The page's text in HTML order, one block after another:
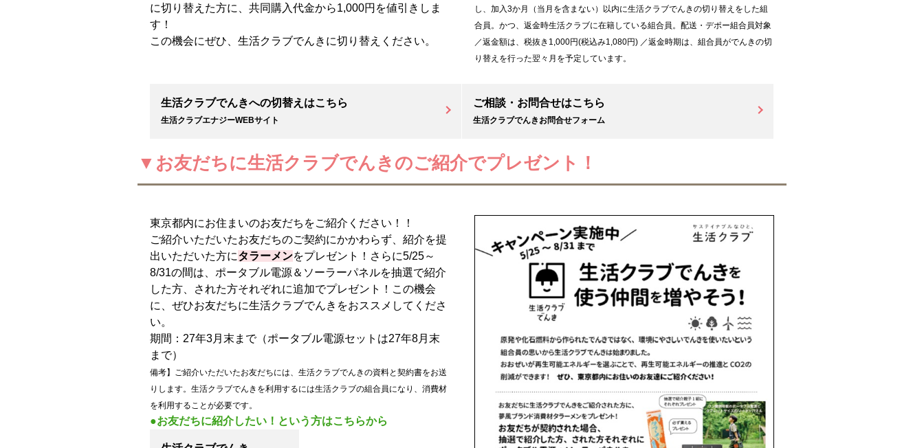
に切り替えた方に、共同購入代金から1,000円を値引きしま
す！
この機会にぜひ、生活クラブでんきに切り替えください。
し、加入3か月（当月を含まない）以内に生活クラブでんきの切り替えをした組
合員。かつ、返金時生活クラブに在籍している組合員。配送・デポー組合員対象
／返金額は、税抜き1,000円(税込み1,080円) ／返金時期は、組合員がでんきの切
り替えを行った翌々月を予定しています。
生活クラブでんきへの切替えはこちら
生活クラブエナジーWEBサイト
ご相談・お問合せはこちら
生活クラブでんきお問合せフォーム
▼お友だちに生活クラブでんきのご紹介でプレゼント！
東京都内にお住まいのお友だちをご紹介ください！！
ご紹介いただいたお友だちのご契約にかかわらず、紹介を提
出いただいた方にタラーメンをプレゼント！さらに5/25～
8/31の間は、ポータブル電源＆ソーラーパネルを抽選で紹介
した方、された方それぞれに追加でプレゼント！この機会
に、ぜひお友だちに生活クラブでんきをおススメしてくださ
い。
期間：27年3月末まで（ポータブル電源セットは27年8月末
まで）
備考】ご紹介いただいたお友だちには、生活クラブでんきの資料と契約書をお送
りします。生活クラブでんきを利用するには生活クラブの組合員になり、消費材
を利用することが必要です。
●お友だちに紹介したい！という方はこちらから